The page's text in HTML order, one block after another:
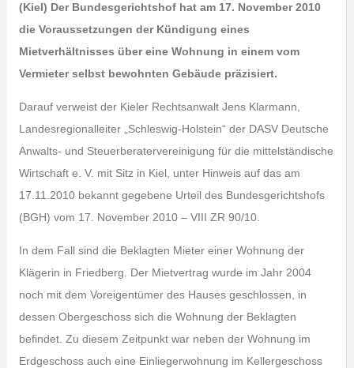
(Kiel) Der Bundesgerichtshof hat am 17. November 2010
die Voraussetzungen der Kündigung eines
Mietverhältnisses über eine Wohnung in einem vom
Vermieter selbst bewohnten Gebäude präzisiert.
Darauf verweist der Kieler Rechtsanwalt Jens Klarmann,
Landesregionalleiter „Schleswig-Holstein“ der DASV Deutsche
Anwalts- und Steuerberatervereinigung für die mittelständische
Wirtschaft e. V. mit Sitz in Kiel, unter Hinweis auf das am
17.11.2010 bekannt gegebene Urteil des Bundesgerichtshofs
(BGH) vom 17. November 2010 – VIII ZR 90/10.
In dem Fall sind die Beklagten Mieter einer Wohnung der
Klägerin in Friedberg. Der Mietvertrag wurde im Jahr 2004
noch mit dem Voreigentümer des Hauses geschlossen, in
dessen Obergeschoss sich die Wohnung der Beklagten
befindet. Zu diesem Zeitpunkt war neben der Wohnung im
Erdgeschoss auch eine Einliegerwohnung im Kellergeschoss